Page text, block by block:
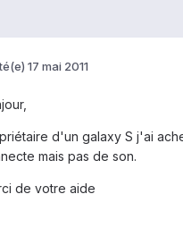
17 mai 2011
d'un galaxy S j'ai
mais pas de son.
de votre aide